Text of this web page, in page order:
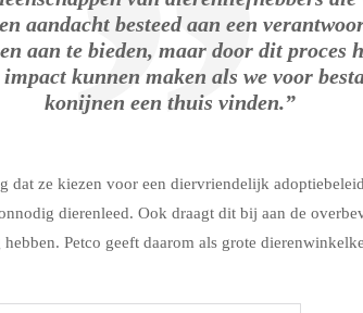
aandacht besteed aan een
aan te bieden, maar door dit proces
kunnen maken als we voor
konijnen een thuis vinden.”
dat ze kiezen voor een diervriendelijk
dierenleed. Ook draagt dit bij aan de
Petco geeft daarom als grote